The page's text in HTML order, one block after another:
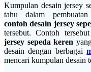
Kumpulan desain jersey
tahu dalam
contoh desain jersey
tersebut. Contoh
jersey sepeda keren
desain dengan berbagai
mencari kumpulan desain